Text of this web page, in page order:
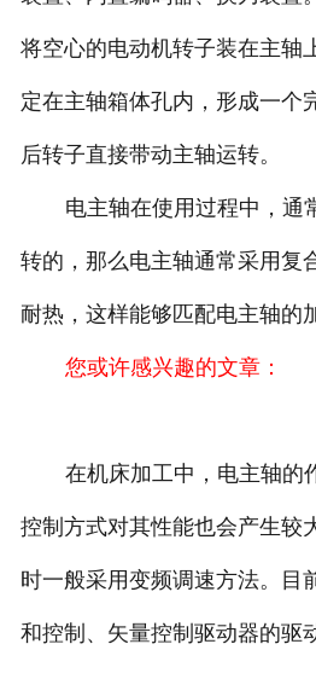
将空心的电动机转子装在主轴
定在主轴箱体孔内，形成一个
后转子直接带动主轴运转。
电主轴在使用过程中，通
转的，那么电主轴通常采用复
耐热，这样能够匹配电主轴的
您或许感兴趣的文章：
在机床加工中，电主轴的
控制方式对其性能也会产生较
时一般采用变频调速方法。目
和控制、矢量控制驱动器的驱